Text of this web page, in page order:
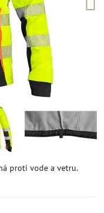
proti vode a vetru.